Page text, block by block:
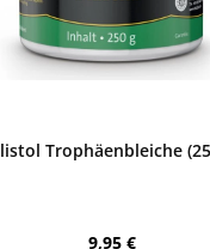
Trophäenbleiche
Regulärer Preis:
9,95 €